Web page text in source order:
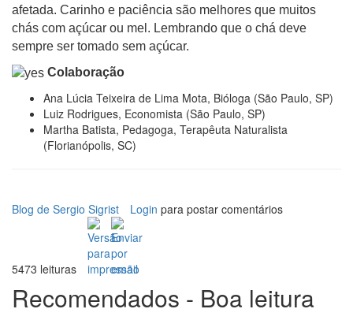
afetada. Carinho e paciência são melhores que muitos
chás com açúcar ou mel. Lembrando que o chá deve
sempre ser tomado sem açúcar.
Colaboração
Ana Lúcia Teixeira de Lima Mota, Bióloga (São Paulo, SP)
Luiz Rodrigues, Economista (São Paulo, SP)
Martha Batista, Pedagoga, Terapêuta Naturalista
(Florianópolis, SC)
Blog de Sergio Sigrist Login para postar comentários
5473 leituras
Recomendados - Boa leitura